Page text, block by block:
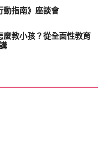
指南》座談會
麼教小孩？從全面性教育